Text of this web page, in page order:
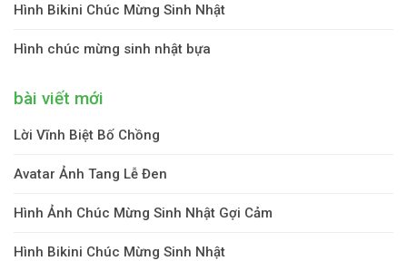
Hình Bikini Chúc Mừng Sinh Nhật
Hình chúc mừng sinh nhật bựa
bài viết mới
Lời Vĩnh Biệt Bố Chồng
Avatar Ảnh Tang Lễ Đen
Hình Ảnh Chúc Mừng Sinh Nhật Gợi Cảm
Hình Bikini Chúc Mừng Sinh Nhật